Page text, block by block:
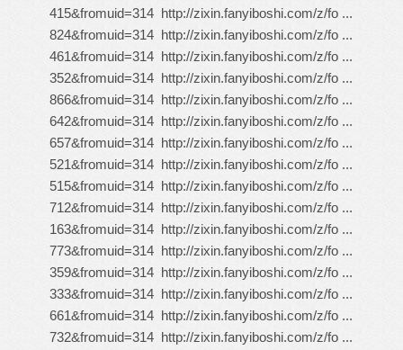
415&fromuid=314 http://zixin.fanyiboshi.com/z/fo ...
824&fromuid=314 http://zixin.fanyiboshi.com/z/fo ...
461&fromuid=314 http://zixin.fanyiboshi.com/z/fo ...
352&fromuid=314 http://zixin.fanyiboshi.com/z/fo ...
866&fromuid=314 http://zixin.fanyiboshi.com/z/fo ...
642&fromuid=314 http://zixin.fanyiboshi.com/z/fo ...
657&fromuid=314 http://zixin.fanyiboshi.com/z/fo ...
521&fromuid=314 http://zixin.fanyiboshi.com/z/fo ...
515&fromuid=314 http://zixin.fanyiboshi.com/z/fo ...
712&fromuid=314 http://zixin.fanyiboshi.com/z/fo ...
163&fromuid=314 http://zixin.fanyiboshi.com/z/fo ...
773&fromuid=314 http://zixin.fanyiboshi.com/z/fo ...
359&fromuid=314 http://zixin.fanyiboshi.com/z/fo ...
333&fromuid=314 http://zixin.fanyiboshi.com/z/fo ...
661&fromuid=314 http://zixin.fanyiboshi.com/z/fo ...
732&fromuid=314 http://zixin.fanyiboshi.com/z/fo ...